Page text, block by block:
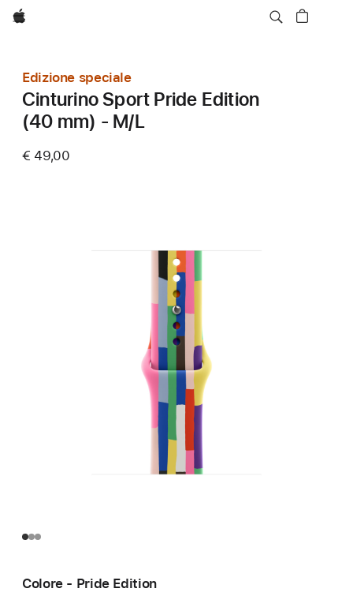
Apple
Edizione speciale
Cinturino Sport Pride Edition
(40 mm) - M/L
€ 49,00
Colore - Pride Edition